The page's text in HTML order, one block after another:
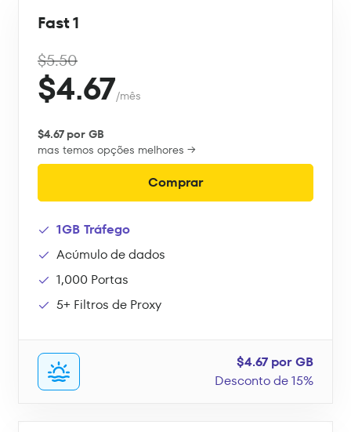
Fast 1
$5.50
$4.67/mês
$4.67 por GB
mas temos opções melhores →
Comprar
1GB Tráfego
Acúmulo de dados
1,000 Portas
5+ Filtros de Proxy
$4.67 por GB
Desconto de 15%